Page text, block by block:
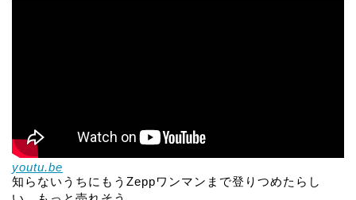
youtu.be
知らないうちにもうZeppワンマンまで登りつめたらし